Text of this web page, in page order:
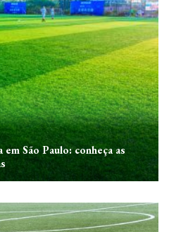
São Paulo: conheça as